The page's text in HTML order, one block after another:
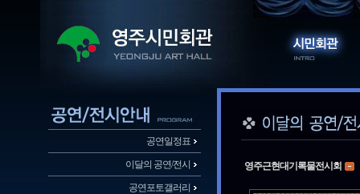
공연일정표
이달의 공연/전시
공연포토갤러리
영주근현대기록물전시회